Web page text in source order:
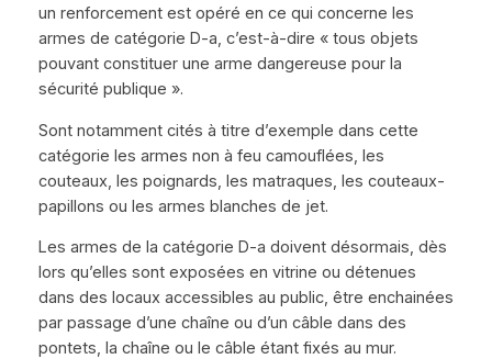
un renforcement est opéré en ce qui concerne les
armes de catégorie D-a, c’est-à-dire « tous objets
pouvant constituer une arme dangereuse pour la
sécurité publique ».
Sont notamment cités à titre d’exemple dans cette
catégorie les armes non à feu camouflées, les
couteaux, les poignards, les matraques, les couteaux-
papillons ou les armes blanches de jet.
Les armes de la catégorie D-a doivent désormais, dès
lors qu’elles sont exposées en vitrine ou détenues
dans des locaux accessibles au public, être enchainées
par passage d’une chaîne ou d’un câble dans des
pontets, la chaîne ou le câble étant fixés au mur.